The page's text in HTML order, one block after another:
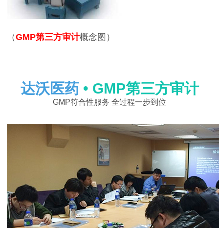
（GMP第三方审计概念图）
达沃医药 • GMP第三方审计
GMP符合性服务 全过程一步到位